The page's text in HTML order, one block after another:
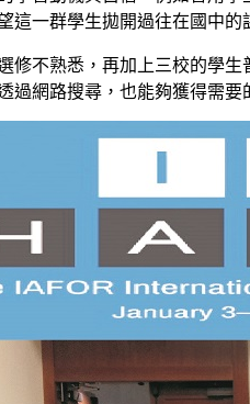
這一群學生拋開過往在國中
修不熟悉，再加上三校的學
過網路搜尋，也能夠獲得需